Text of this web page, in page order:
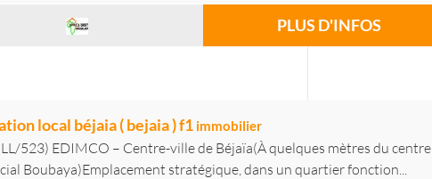
PLUS D'INFOS
local béjaia ( bejaia ) f1 immobilier
LL/523) EDIMCO – Centre-ville de Béjaïa(À quelques mètres du centre
Boubaya)Emplacement stratégique, dans un quartier fonction...